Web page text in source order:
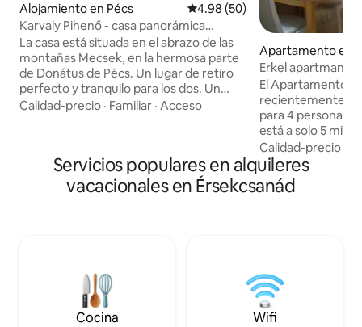
Alojamiento en Pécs Calificación promedio: 4.98 de
4.98 (50)
Karvaly Pihenő - casa panorámica
privada
La casa está situada en el abrazo de las
montañas Mecsek, en la hermosa parte
de Donátus de Pécs. Un lugar de retiro
perfecto y tranquilo para los dos. Un
verdadero descanso os espera en los
posibilidades, pero lo suficientemente
lejos como para que podáis retiraros a un
lugar tranquilo. El bosque y los pueblos
turismo? ¿O tal vez descubrirse el uno al
otro? ¡La elección es vuestra!
Calidad-precio · Familiar · Acceso
Apartamento en
Erkel apartman
El Apartamento
recientemente
para 4 personas.
está a solo 5
en una calle
silenciosa, con
durante todo el
comedor son
de programas
El apartamento
Uso gratuito de
Calidad-precio
Servicios populares en alquileres
vacacionales en Érsekcsanád
Cocina Wifi